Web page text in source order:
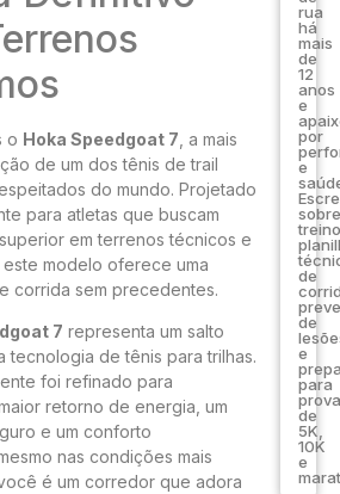
o Hoka Speedgoat 7 , a mais
de um dos tênis de trail
do mundo. Projetado
para atletas que buscam
em terrenos técnicos e
modelo oferece uma
corrida sem precedentes.
7 representa um salto
tecnologia de tênis para trilhas.
foi refinado para
retorno de energia, um
e um conforto
nas condições mais
é um corredor que adora
rua
há
mais
de
12
anos
e
por
e
sobre
de
de
e
para
de
5K,
10K
e